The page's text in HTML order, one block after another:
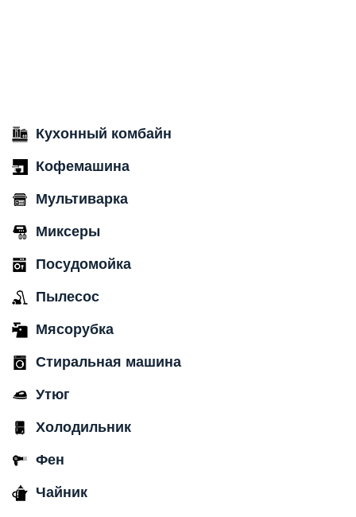
Кухонный комбайн
Кофемашина
Мультиварка
Миксеры
Посудомойка
Пылесос
Мясорубка
Стиральная машина
Утюг
Холодильник
Фен
Чайник